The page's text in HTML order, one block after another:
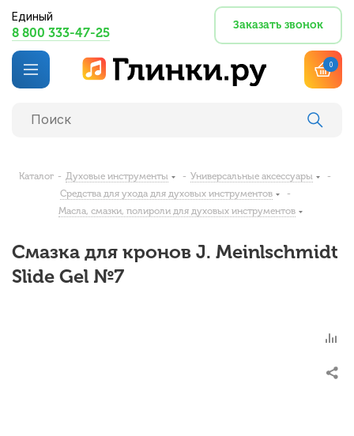
Единый
8 800 333-47-25
Заказать звонок
0
Каталог - Духовые инструменты - Универсальные аксессуары
-
Средства для ухода для духовых инструментов
-
Масла, смазки, полироли для духовых инструментов
Смазка для кронов J. Meinlschmidt
Slide Gel №7